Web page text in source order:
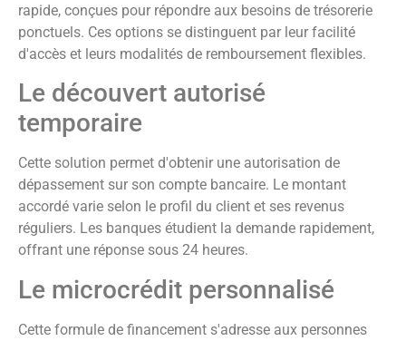
rapide, conçues pour répondre aux besoins de trésorerie
ponctuels. Ces options se distinguent par leur facilité
d'accès et leurs modalités de remboursement flexibles.
Le découvert autorisé
temporaire
Cette solution permet d'obtenir une autorisation de
dépassement sur son compte bancaire. Le montant
accordé varie selon le profil du client et ses revenus
réguliers. Les banques étudient la demande rapidement,
offrant une réponse sous 24 heures.
Le microcrédit personnalisé
Cette formule de financement s'adresse aux personnes